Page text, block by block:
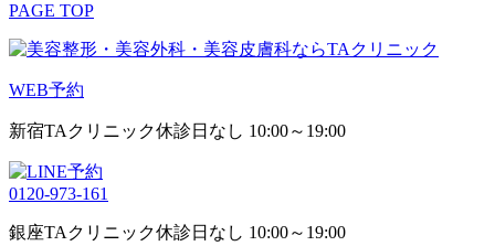
PAGE TOP
WEB予約
新宿TAクリニック休診日なし 10:00～19:00
0120-973-161
銀座TAクリニック休診日なし 10:00～19:00